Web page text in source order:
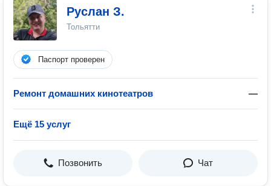
Руслан З.
Тольятти
Паспорт проверен
Ремонт домашних кинотеатров —
Ещё 15 услуг
Позвонить Чат